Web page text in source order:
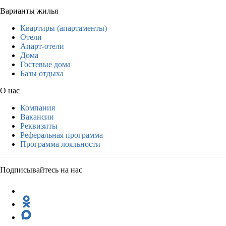
Варианты жилья
Квартиры (апартаменты)
Отели
Апарт-отели
Дома
Гостевые дома
Базы отдыха
О нас
Компания
Вакансии
Реквизиты
Реферальная программа
Программа лояльности
Подписывайтесь на нас